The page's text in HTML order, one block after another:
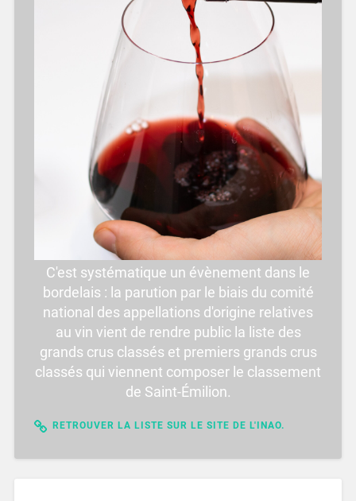
C'est systématique un évènement dans le
bordelais : la parution par le biais du comité
national des appellations d'origine relatives
au vin vient de rendre public la liste des
grands crus classés et premiers grands crus
classés qui viennent composer le classement
de Saint-Émilion.
RETROUVER LA LISTE SUR LE SITE DE L'INAO.